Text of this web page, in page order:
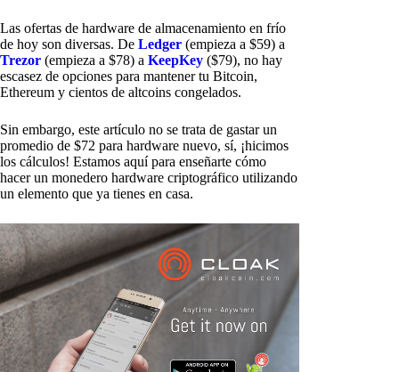
Las ofertas de hardware de almacenamiento en frío
de hoy son diversas. De Ledger (empieza a $59) a
Trezor (empieza a $78) a KeepKey ($79), no hay
escasez de opciones para mantener tu Bitcoin,
Ethereum y cientos de altcoins congelados.
Sin embargo, este artículo no se trata de gastar un
promedio de $72 para hardware nuevo, sí, ¡hicimos
los cálculos! Estamos aquí para enseñarte cómo
hacer un monedero hardware criptográfico utilizando
un elemento que ya tienes en casa.